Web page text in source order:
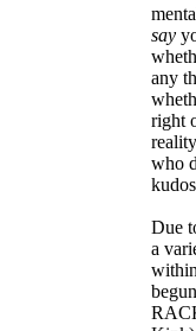
say
any
right
who
Due
a